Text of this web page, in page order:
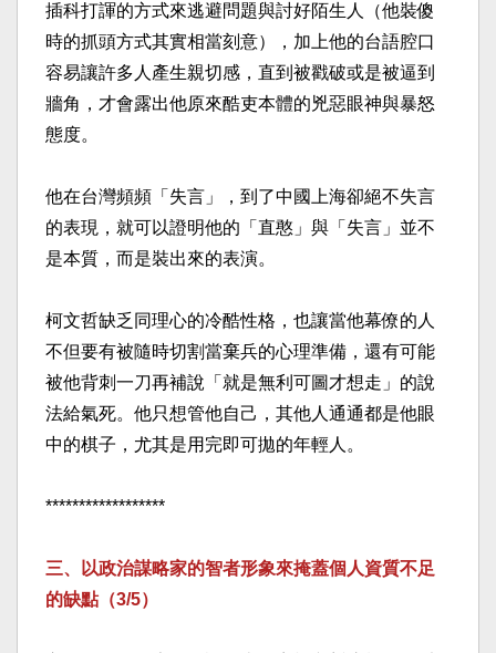
插科打諢的方式來逃避問題與討好陌生人（他裝傻
時的抓頭方式其實相當刻意），加上他的台語腔口
容易讓許多人產生親切感，直到被戳破或是被逼到
牆角，才會露出他原來酷吏本體的兇惡眼神與暴怒
態度。​
他在台灣頻頻「失言」，到了中國上海卻絕不失言
的表現，就可以證明他的「直憨」與「失言」並不
是本質，而是裝出來的表演。​
柯文哲缺乏同理心的冷酷性格，也讓當他幕僚的人
不但要有被隨時切割當棄兵的心理準備，還有可能
被他背刺一刀再補說「就是無利可圖才想走」的說
法給氣死。他只想管他自己，其他人通通都是他眼
中的棋子，尤其是用完即可拋的年輕人。​
******************​
三、以政治謀略家的智者形象來掩蓋個人資質不足
的缺點（3/5）​